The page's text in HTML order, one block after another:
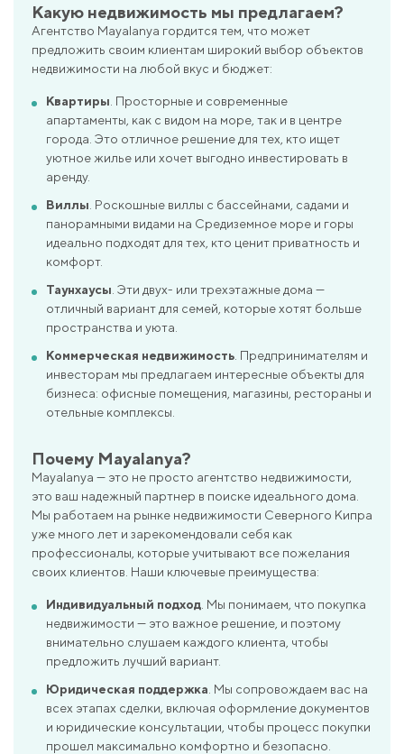
Какую недвижимость мы предлагаем?
Агентство Mayalanya гордится тем, что может
предложить своим клиентам широкий выбор объектов
недвижимости на любой вкус и бюджет:
Квартиры . Просторные и современные
апартаменты, как с видом на море, так и в центре
города. Это отличное решение для тех, кто ищет
уютное жилье или хочет выгодно инвестировать в
аренду.
Виллы . Роскошные виллы с бассейнами, садами и
панорамными видами на Средиземное море и горы
идеально подходят для тех, кто ценит приватность и
комфорт.
Таунхаусы . Эти двух- или трехэтажные дома —
отличный вариант для семей, которые хотят больше
пространства и уюта.
Коммерческая недвижимость . Предпринимателям и
инвесторам мы предлагаем интересные объекты для
бизнеса: офисные помещения, магазины, рестораны и
отельные комплексы.
Почему Mayalanya?
Mayalanya — это не просто агентство недвижимости,
это ваш надежный партнер в поиске идеального дома.
Мы работаем на рынке недвижимости Северного Кипра
уже много лет и зарекомендовали себя как
профессионалы, которые учитывают все пожелания
своих клиентов. Наши ключевые преимущества:
Индивидуальный подход . Мы понимаем, что покупка
недвижимости — это важное решение, и поэтому
внимательно слушаем каждого клиента, чтобы
предложить лучший вариант.
Юридическая поддержка . Мы сопровождаем вас на
всех этапах сделки, включая оформление документов
и юридические консультации, чтобы процесс покупки
прошел максимально комфортно и безопасно.